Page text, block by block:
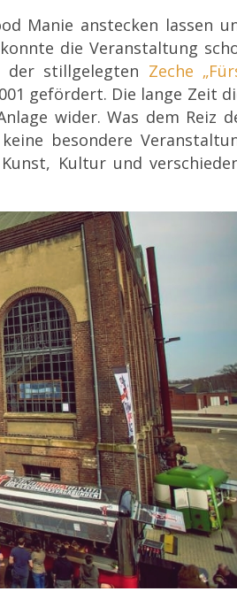
Manie anstecken lassen
die Veranstaltung
stillgelegten Zeche
gefördert. Die lange Zeit
wider. Was dem Reiz
besondere
Kultur und